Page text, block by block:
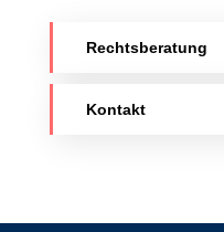
Rechtsberatung
Kontakt